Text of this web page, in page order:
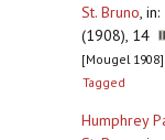
St. Bruno, in:
(1908), 14
[Mougel 1908]
Tagged
Humphrey